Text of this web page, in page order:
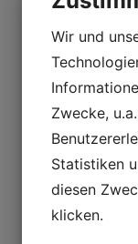
Diamantpaste
Aka-Paste
Kaufen
Wir und
Zwecke,
Statistiken
diesen
klicken.